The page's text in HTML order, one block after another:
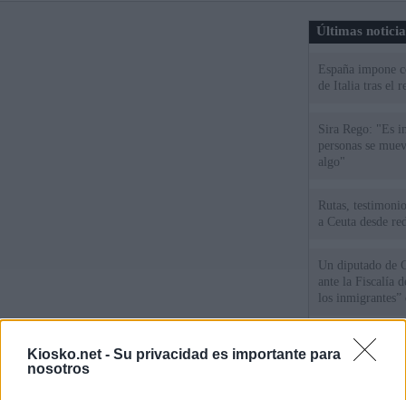
Kiosko.net - Su privacidad es importante para
nosotros
Últimas
España impone
de Italia tras el
Sira Rego: "Es
personas se
algo"
Rutas,
a Ceuta desde
Un diputado de
ante la Fiscalía
los inmigrantes”
La Comunidad
de lujo de